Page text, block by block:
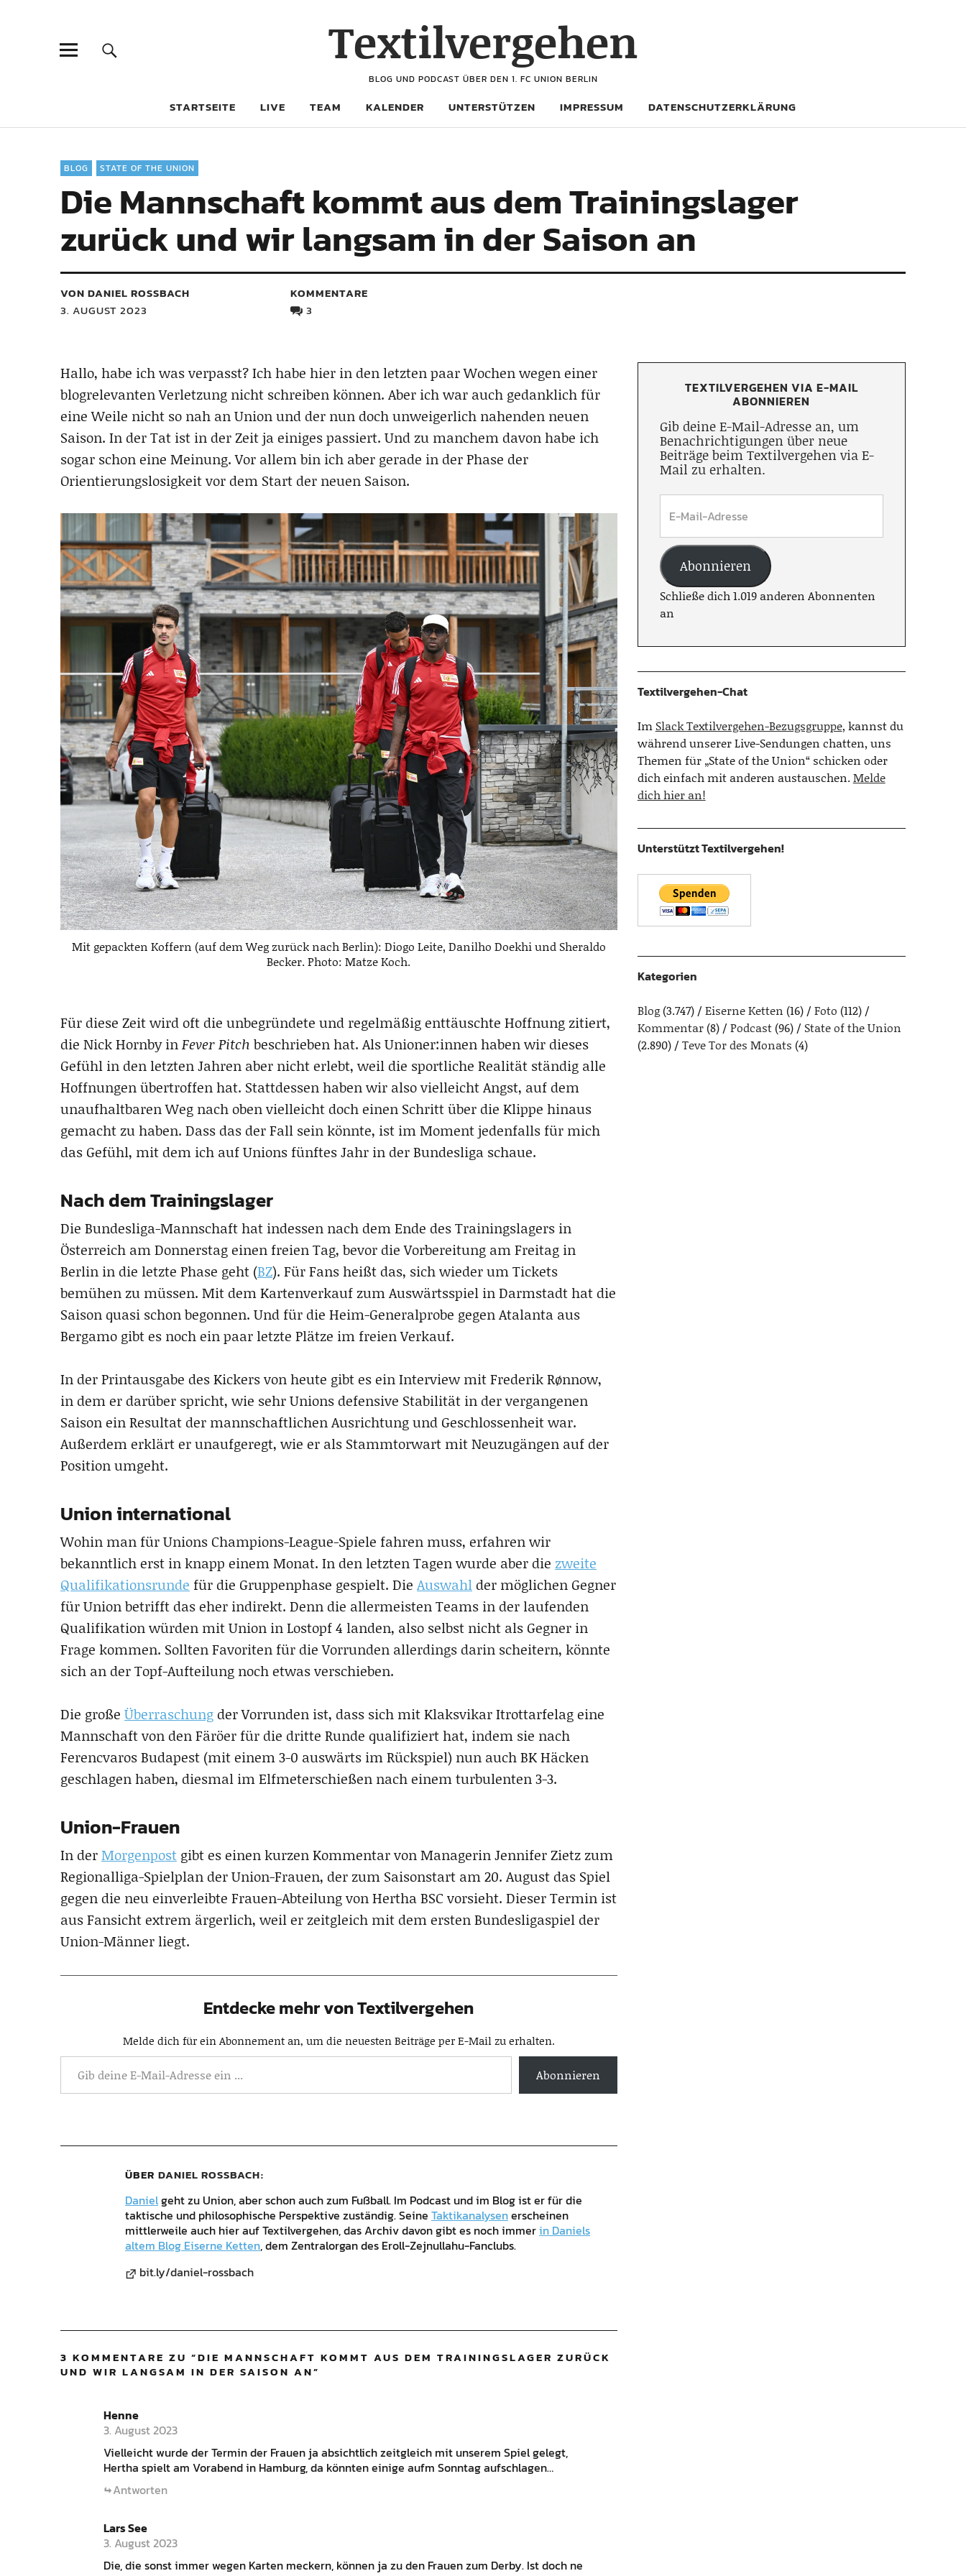
Textilvergehen
BLOG UND PODCAST ÜBER DEN 1. FC UNION BERLIN
STARTSEITE LIVE TEAM KALENDER UNTERSTÜTZEN IMPRESSUM DATENSCHUTZERKLÄRUNG
BLOG STATE OF THE UNION
Die Mannschaft kommt aus dem Trainingslager
zurück und wir langsam in der Saison an
VON DANIEL ROSSBACH
3. AUGUST 2023
KOMMENTARE
3
Hallo, habe ich was verpasst? Ich habe hier in den letzten paar Wochen wegen einer
blogrelevanten Verletzung nicht schreiben können. Aber ich war auch gedanklich für
eine Weile nicht so nah an Union und der nun doch unweigerlich nahenden neuen
Saison. In der Tat ist in der Zeit ja einiges passiert. Und zu manchem davon habe ich
sogar schon eine Meinung. Vor allem bin ich aber gerade in der Phase der
Orientierungslosigkeit vor dem Start der neuen Saison.
Mit gepackten Koffern (auf dem Weg zurück nach Berlin): Diogo Leite, Danilho Doekhi und Sheraldo
Becker. Photo: Matze Koch.
Für diese Zeit wird oft die unbegründete und regelmäßig enttäuschte Hoffnung zitiert,
die Nick Hornby inFever Pitch beschrieben hat. Als Unioner:innen haben wir dieses
Gefühl in den letzten Jahren aber nicht erlebt, weil die sportliche Realität ständig alle
Hoffnungen übertroffen hat. Stattdessen haben wir also vielleicht Angst, auf dem
unaufhaltbaren Weg nach oben vielleicht doch einen Schritt über die Klippe hinaus
gemacht zu haben. Dass das der Fall sein könnte, ist im Moment jedenfalls für mich
das Gefühl, mit dem ich auf Unions fünftes Jahr in der Bundesliga schaue.
Nach dem Trainingslager
Die Bundesliga-Mannschaft hat indessen nach dem Ende des Trainingslagers in
Österreich am Donnerstag einen freien Tag, bevor die Vorbereitung am Freitag in
Berlin in die letzte Phase geht (BZ). Für Fans heißt das, sich wieder um Tickets
bemühen zu müssen. Mit dem Kartenverkauf zum Auswärtsspiel in Darmstadt hat die
Saison quasi schon begonnen. Und für die Heim-Generalprobe gegen Atalanta aus
Bergamo gibt es noch ein paar letzte Plätze im freien Verkauf.
In der Printausgabe des Kickers von heute gibt es ein Interview mit Frederik Rønnow,
in dem er darüber spricht, wie sehr Unions defensive Stabilität in der vergangenen
Saison ein Resultat der mannschaftlichen Ausrichtung und Geschlossenheit war.
Außerdem erklärt er unaufgeregt, wie er als Stammtorwart mit Neuzugängen auf der
Position umgeht.
Union international
Wohin man für Unions Champions-League-Spiele fahren muss, erfahren wir
bekanntlich erst in knapp einem Monat. In den letzten Tagen wurde aber die zweite
Qualifikationsrunde für die Gruppenphase gespielt. Die Auswahl der möglichen Gegner
für Union betrifft das eher indirekt. Denn die allermeisten Teams in der laufenden
Qualifikation würden mit Union in Lostopf 4 landen, also selbst nicht als Gegner in
Frage kommen. Sollten Favoriten für die Vorrunden allerdings darin scheitern, könnte
sich an der Topf-Aufteilung noch etwas verschieben.
Die große Überraschung der Vorrunden ist, dass sich mit Klaksvikar Itrottarfelag eine
Mannschaft von den Färöer für die dritte Runde qualifiziert hat, indem sie nach
Ferencvaros Budapest (mit einem 3-0 auswärts im Rückspiel) nun auch BK Häcken
geschlagen haben, diesmal im Elfmeterschießen nach einem turbulenten 3-3.
Union-Frauen
In derMorgenpost gibt es einen kurzen Kommentar von Managerin Jennifer Zietz zum
Regionalliga-Spielplan der Union-Frauen, der zum Saisonstart am 20. August das Spiel
gegen die neu einverleibte Frauen-Abteilung von Hertha BSC vorsieht. Dieser Termin ist
aus Fansicht extrem ärgerlich, weil er zeitgleich mit dem ersten Bundesligaspiel der
Union-Männer liegt.
Entdecke mehr von Textilvergehen
Melde dich für ein Abonnement an, um die neuesten Beiträge per E-Mail zu erhalten.
Abonnieren
ÜBER DANIEL ROSSBACH
Danielgeht zu Union, aber schon auch zum Fußball. Im Podcast und im Blog ist er für die
taktische und philosophische Perspektive zuständig. Seine Taktikanalysenerscheinen
mittlerweile auch hier auf Textilvergehen, das Archiv davon gibt es noch immerin Daniels
altem Blog Eiserne Ketten, dem Zentralorgan des Eroll-Zejnullahu-Fanclubs.
bit.ly/daniel-rossbach
3 KOMMENTARE ZU “DIE MANNSCHAFT KOMMT AUS DEM TRAININGSLAGER ZURÜCK
UND WIR LANGSAM IN DER SAISON AN”
Henne
3. August 2023
Vielleicht wurde der Termin der Frauen ja absichtlich zeitgleich mit unserem Spiel gelegt,
Hertha spielt am Vorabend in Hamburg, da könnten einige aufm Sonntag aufschlagen…
Antworten
Lars See
3. August 2023
Die, die sonst immer wegen Karten meckern, können ja zu den Frauen zum Derby. Ist doch ne
TEXTILVERGEHEN VIA E-MAIL
ABONNIEREN
Gib deine E-Mail-Adresse an, um
Benachrichtigungen über neue
Beiträge beim Textilvergehen via E-
Mail zu erhalten.
Abonnieren
Schließe dich 1.019 anderen Abonnenten
an
Textilvergehen-Chat
Im Slack Textilvergehen-Bezugsgruppe, kannst du
während unserer Live-Sendungen chatten, uns
Themen für „State of the Union“ schicken oder
dich einfach mit anderen austauschen.Melde
dich hier an!
Unterstützt Textilvergehen!
Kategorien
Blog(3.747) Eiserne Ketten (16) Foto (112)
Kommentar(8) Podcast(96)
State of the Union
(2.890)
Teve Tor des Monats (4)